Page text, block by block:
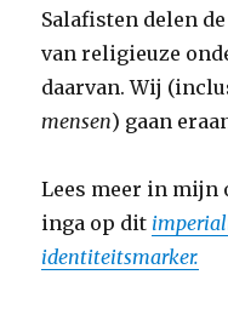
Salafisten delen
van religieuze
daarvan. Wij
mensen) gaan
Lees meer in mijn
inga op dit
identiteitsmarker.